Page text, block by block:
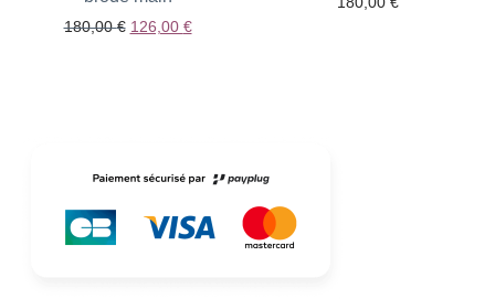
180,00€ Le prix initial était : 180,00 €.
126,00 €Le prix actuel est : 126,00 €.